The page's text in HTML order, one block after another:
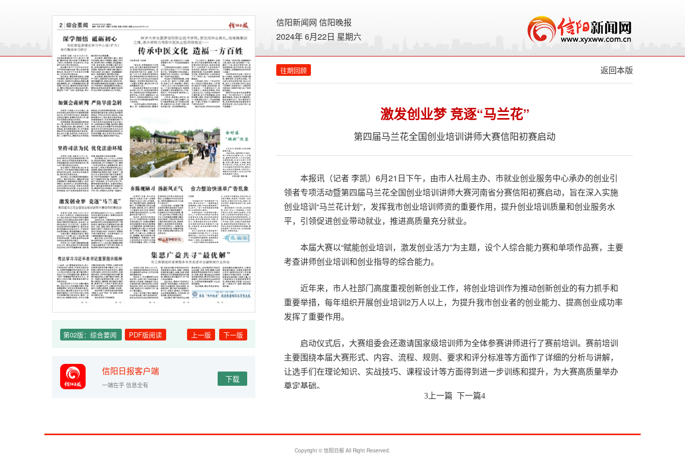
第02版：综合要闻 PDF版阅读 上一版 下一版
信阳日报客户端
一端在手 信息全有
下载
信阳新闻网 信阳晚报
2024年 6月22日 星期六
往期回顾 返回本版
激发创业梦 竞逐“马兰花”
第四届马兰花全国创业培训讲师大赛信阳初赛启动
本报讯（记者 李凯）6月21日下午，由市人社局主办、市就业创业服务中心承办的创业引
领者专项活动暨第四届马兰花全国创业培训讲师大赛河南省分赛信阳初赛启动，旨在深入实施
创业培训“马兰花计划”，发挥我市创业培训师资的重要作用，提升创业培训质量和创业服务水
平，引领促进创业带动就业，推进高质量充分就业。
本届大赛以“赋能创业培训，激发创业活力”为主题，设个人综合能力赛和单项作品赛，主要
考查讲师创业培训和创业指导的综合能力。
近年来，市人社部门高度重视创新创业工作，将创业培训作为推动创新创业的有力抓手和
重要举措，每年组织开展创业培训2万人以上，为提升我市创业者的创业能力、提高创业成功率
发挥了重要作用。
启动仪式后，大赛组委会还邀请国家级培训师为全体参赛讲师进行了赛前培训。赛前培训
主要围绕本届大赛形式、内容、流程、规则、要求和评分标准等方面作了详细的分析与讲解，
让选手们在理论知识、实战技巧、课程设计等方面得到进一步训练和提升，为大赛高质量举办
奠定基础。
3上一篇 下一篇4
Copyright © 信阳日报 All Right Reserved.